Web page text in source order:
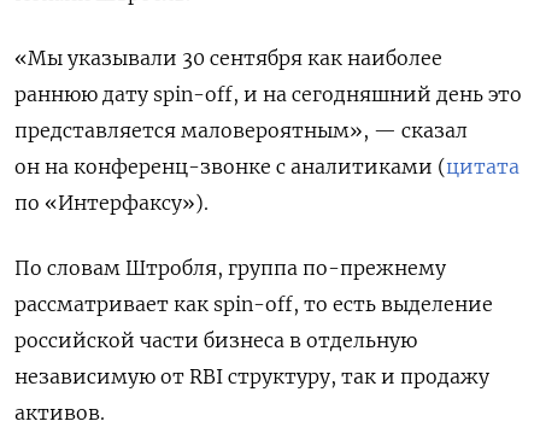
«Мы указывали 30 сентября как наиболее
раннюю дату spin-off, и на сегодняшний день это
представляется маловероятным», — сказал
он на конференц-звонке с аналитиками (цитата
по «Интерфаксу»).
По словам Штробля, группа по-прежнему
рассматривает как spin-off, то есть выделение
российской части бизнеса в отдельную
независимую от RBI структуру, так и продажу
активов.